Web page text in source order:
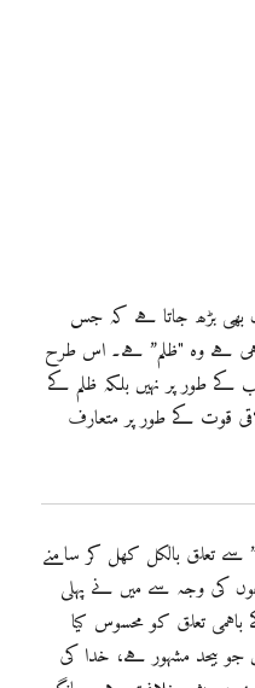
بھی بڑھ جاتا ہے کہ جس
ہے وہ "ظلم” ہے۔ اس طرح
طور پر نہیں بلکہ ظلم کے
قوت کے طور پر متعارف
تعلق بالکل کھل کر سامنے
کی وجہ سے میں نے پہلی
تعلق کو محسوس کیا
بیحد مشہور ہے، خدا کی